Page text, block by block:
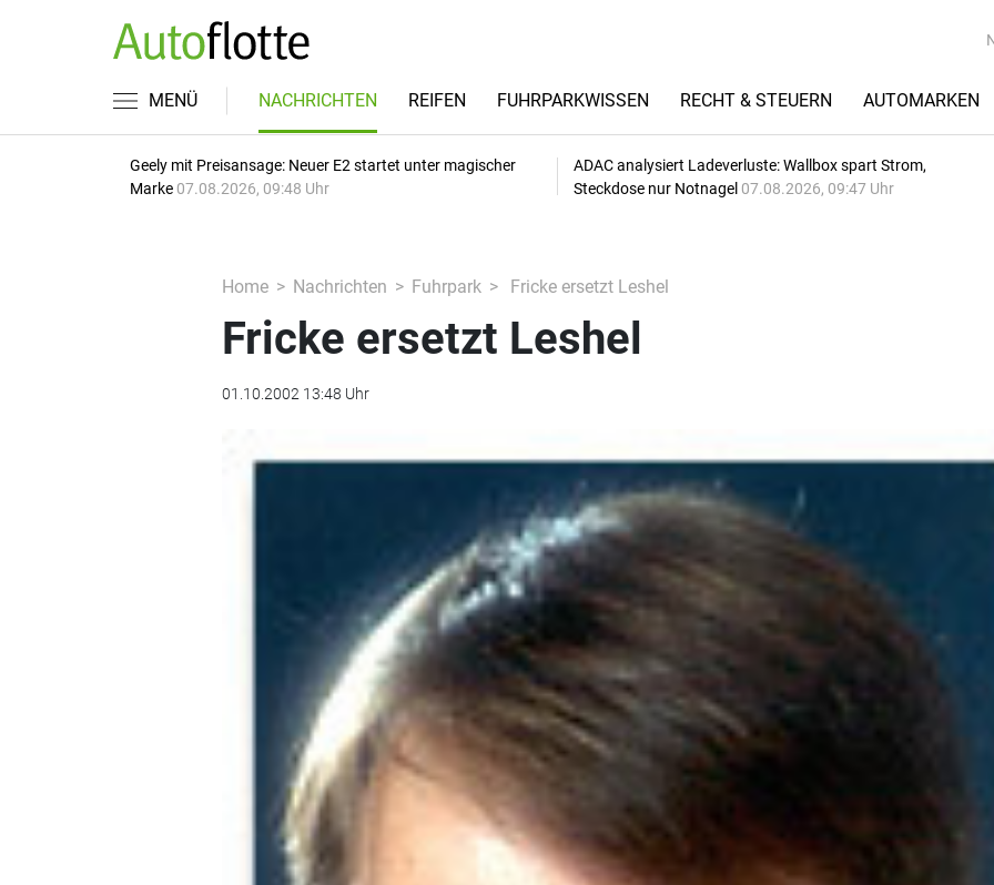
MENÜ NACHRICHTEN REIFEN FUHRPARKWISSEN RECHT & STEUERN AUTOMARKEN
Geely mit Preisansage: Neuer E2 startet unter magischer
Marke 07.08.2026, 09:48 Uhr
ADAC analysiert Ladeverluste: Wallbox spart Strom,
Steckdose nur Notnagel 07.08.2026, 09:47 Uhr
Home Nachrichten Fuhrpark Fricke ersetzt Leshel
Fricke ersetzt Leshel
01.10.2002 13:48 Uhr